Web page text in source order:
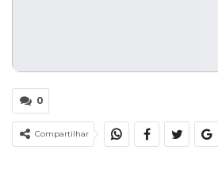
0
Compartilhar